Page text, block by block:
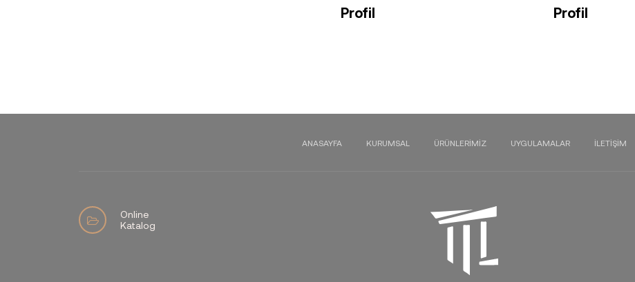
Profil
Profil
ANASAYFA KURUMSAL ÜRÜNLERIMIZ UYGULAMALAR İLETIŞIM
Online
Katalog